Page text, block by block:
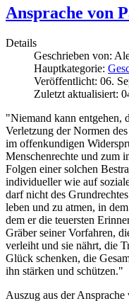
Ansprache von
Details
Geschrieben von:
Hauptkategorie:
Veröffentlicht: 06.
Zuletzt aktualisiert:
"Niemand kann entgehen,
Verletzung der Normen
im offenkundigen
Menschenrechte und zum
Folgen einer solchen
individueller wie auf
darf nicht des
leben und zu atmen, in
dem er die teuersten
Gräber seiner Vorfahren,
verleiht und sie nährt, die
Glück schenken, die
ihn stärken und schützen."
Auszug aus der